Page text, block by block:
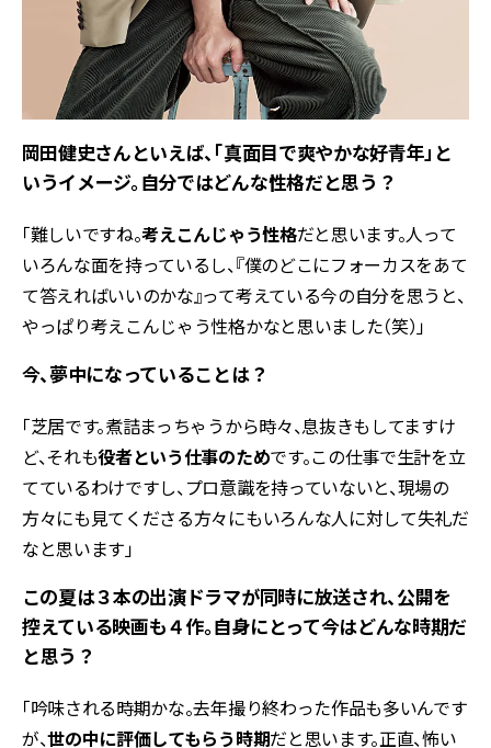
――岡田健史さんといえば、「真面目で爽やかな好青年」と
いうイメージ。自分ではどんな性格だと思う？
「難しいですね。考えこんじゃう性格だと思います。人って
いろんな面を持っているし、『僕のどこにフォーカスをあて
て答えればいいのかな』って考えている今の自分を思うと、
やっぱり考えこんじゃう性格かなと思いました（笑）」
――今、夢中になっていることは？
「芝居です。煮詰まっちゃうから時々、息抜きもしてますけ
ど、それも役者という仕事のためです。この仕事で生計を立
てているわけですし、プロ意識を持っていないと、現場の
方々にも見てくださる方々にもいろんな人に対して失礼だ
なと思います」
――この夏は３本の出演ドラマが同時に放送され、公開を
控えている映画も４作。自身にとって今はどんな時期だ
と思う？
「吟味される時期かな。去年撮り終わった作品も多いんです
が、世の中に評価してもらう時期だと思います。正直、怖い